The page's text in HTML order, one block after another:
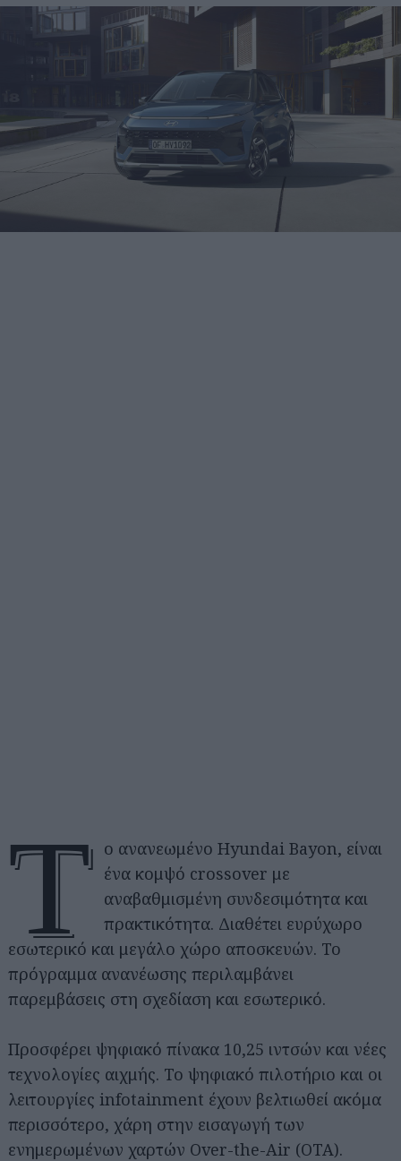
Τ
ο ανανεωμένο Hyundai Bayon, είναι
ένα κομψό crossover με
αναβαθμισμένη συνδεσιμότητα και
πρακτικότητα. Διαθέτει ευρύχωρο
εσωτερικό και μεγάλο χώρο αποσκευών. Το
πρόγραμμα ανανέωσης περιλαμβάνει
παρεμβάσεις στη σχεδίαση και εσωτερικό.
Προσφέρει ψηφιακό πίνακα 10,25 ιντσών και νέες
τεχνολογίες αιχμής. Το ψηφιακό πιλοτήριο και οι
λειτουργίες infotainment έχουν βελτιωθεί ακόμα
περισσότερο, χάρη στην εισαγωγή των
ενημερωμένων χαρτών Over-the-Air (OTA).